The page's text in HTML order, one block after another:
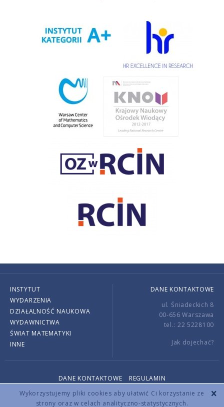
Wykorzystujemy pliki cookies aby ułatwić Ci korzystanie ze
strony oraz w celach analityczno-statystycznych.
INSTYTUT
WYDARZENIA
DZIAŁALNOŚĆ NAUKOWA
WYDAWNICTWA
ŚWIAT MATEMATYKI
INNE
DANE KONTAKTOWE
ul. Śniadeckich 8
00-656 Warszawa
tel.: 22 5228100
Jak dojechać?
DANE KONTAKTOWE
REGULAMIN
Copyright © 2026 by IMPAN. All rights reserved.